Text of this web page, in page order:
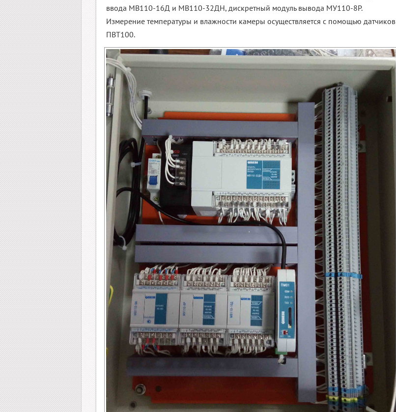
ввода МВ110-16Д и МВ110-32ДН, дискретный модуль вывода МУ110-8Р.
Измерение температуры и влажности камеры осуществляется с помощью датчиков
ПВТ100.